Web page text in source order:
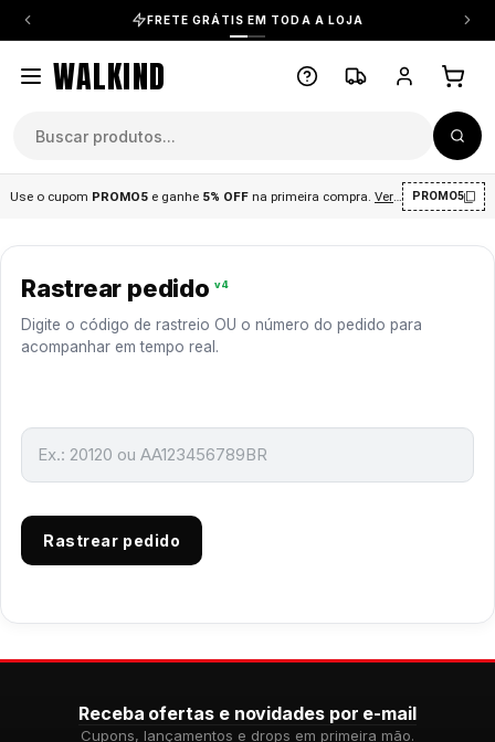
FRETE GRÁTIS EM TODA A LOJA
WALKIND
Use o cupom PROMO5 e ganhe 5% OFF na primeira compra Ver condições .
PROMO5
Rastrear pedidov4
Digite o código de rastreio OU o número do pedido para
acompanhar em tempo real.
Rastrear pedido
Receba ofertas e novidades por e-mail
Cupons, lançamentos e drops em primeira mão.